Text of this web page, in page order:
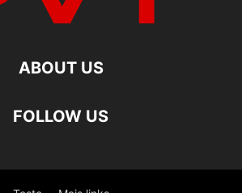
ABOUT US
FOLLOW US